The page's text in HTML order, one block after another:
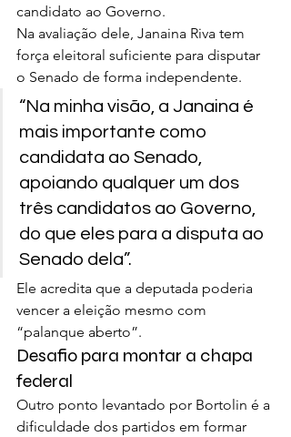
candidato ao Governo.
Na avaliação dele, Janaina Riva tem
força eleitoral suficiente para disputar
o Senado de forma independente.
“Na minha visão, a Janaina é
mais importante como
candidata ao Senado,
apoiando qualquer um dos
três candidatos ao Governo,
do que eles para a disputa ao
Senado dela”.
Ele acredita que a deputada poderia
vencer a eleição mesmo com
“palanque aberto”.
Desafio para montar a chapa
federal
Outro ponto levantado por Bortolin é a
dificuldade dos partidos em formar